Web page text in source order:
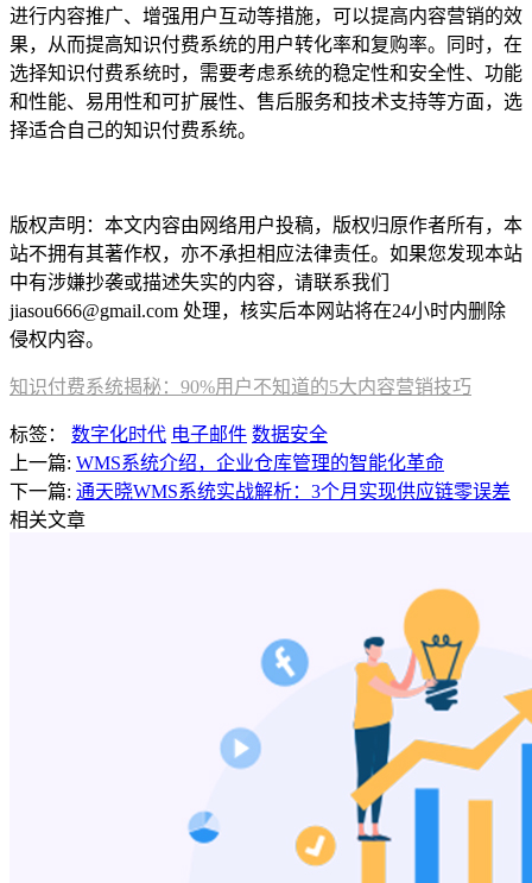
进行内容推广、增强用户互动等措施，可以提高内容营销的效
果，从而提高知识付费系统的用户转化率和复购率。同时，在
选择知识付费系统时，需要考虑系统的稳定性和安全性、功能
和性能、易用性和可扩展性、售后服务和技术支持等方面，选
择适合自己的知识付费系统。
版权声明：本文内容由网络用户投稿，版权归原作者所有，本
站不拥有其著作权，亦不承担相应法律责任。如果您发现本站
中有涉嫌抄袭或描述失实的内容，请联系我们
jiasou666@gmail.com 处理，核实后本网站将在24小时内删除
侵权内容。
知识付费系统揭秘：90%用户不知道的5大内容营销技巧
标签： 数字化时代 电子邮件 数据安全
上一篇: WMS系统介绍，企业仓库管理的智能化革命
下一篇: 通天晓WMS系统实战解析：3个月实现供应链零误差
相关文章